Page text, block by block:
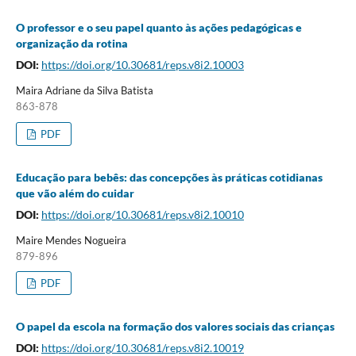
O professor e o seu papel quanto às ações pedagógicas e
organização da rotina
DOI: https://doi.org/10.30681/reps.v8i2.10003
Maira Adriane da Silva Batista
863-878
PDF
Educação para bebês: das concepções às práticas cotidianas
que vão além do cuidar
DOI: https://doi.org/10.30681/reps.v8i2.10010
Maire Mendes Nogueira
879-896
PDF
O papel da escola na formação dos valores sociais das crianças
DOI: https://doi.org/10.30681/reps.v8i2.10019